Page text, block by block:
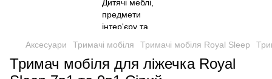
Аксесуари Тримачі мобіля Тримачі мобіля Royal Sleep
Тримач мобіля для ліжечка Royal